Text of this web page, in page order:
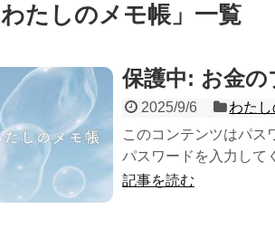
わたしのメモ帳 」 一覧
保護中: お金の
2025/9/6
わた
このコンテンツはパス
パスワードを入力して
記事を読む